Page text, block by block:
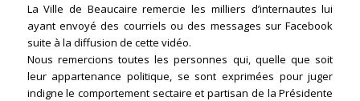
La Ville de Beaucaire remercie les milliers d’internautes lui
ayant envoyé des courriels ou des messages sur Facebook
suite à la diffusion de cette vidéo.
Nous remercions toutes les personnes qui, quelle que soit
leur appartenance politique, se sont exprimées pour juger
indigne le comportement sectaire et partisan de la Présidente